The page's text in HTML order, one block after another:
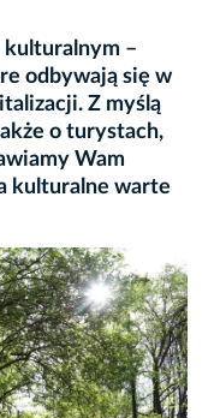
–
odbywają się w
Z myślą
o turystach,
Wam
kulturalne warte